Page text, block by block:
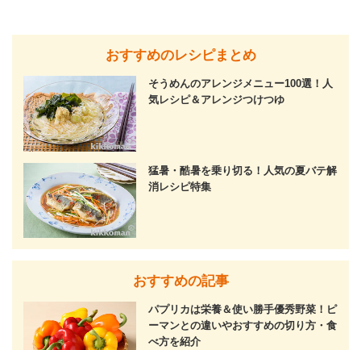
おすすめのレシピまとめ
そうめんのアレンジメニュー100選！人
気レシピ＆アレンジつけつゆ
猛暑・酷暑を乗り切る！人気の夏バテ解
消レシピ特集
おすすめの記事
パプリカは栄養＆使い勝手優秀野菜！ピ
ーマンとの違いやおすすめの切り方・食
べ方を紹介